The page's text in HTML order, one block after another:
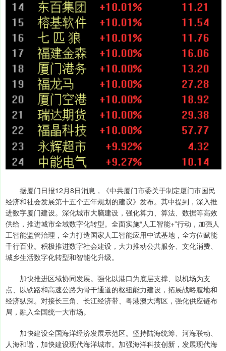
据厦门日报12月8日消息，《中共厦门市委关于制定厦门市国民
经济和社会发展第十五个五年规划的建议》发布。其中提到，深入推
进数字厦门建设。深化城市大脑建设，强化算力、算法、数据等高效
供给，推进城市全域数字化转型。全面实施“人工智能+”行动，加强人
工智能监管治理，全力打造国家人工智能应用中试基地，全方位赋能
千行百业。积极推进数字社会建设，大力推动公共服务、文化消费、
城乡生活数字化转型和智能化升级。
加快推进区域协同发展。强化以港口为底层支撑、以机场为支
点、以铁路和高速公路为骨干通道的枢纽能力建设，拓展战略腹地和
经济纵深。对接长三角、长江经济带、粤港澳大湾区，强化供应链布
局，融入全国统一大市场。
加快建设全国海洋经济发展示范区。坚持陆海统筹、河海联动、
人海和谐，加快建设现代海洋城市。加强海洋科技创新，发展现代海